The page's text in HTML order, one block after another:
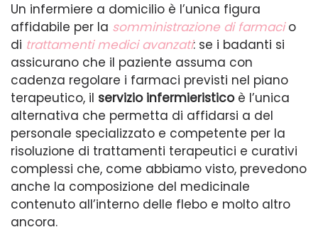
Un infermiere a domicilio è l’unica figura
affidabile per la somministrazione di farmacio
di trattamenti medici avanzati: se i badanti si
assicurano che il paziente assuma con
cadenza regolare i farmaci previsti nel piano
terapeutico, il servizio infermieristico è l’unica
alternativa che permetta di affidarsi a del
personale specializzato e competente per la
risoluzione di trattamenti terapeutici e curativi
complessi che, come abbiamo visto, prevedono
anche la composizione del medicinale
contenuto all’interno delle flebo e molto altro
ancora.